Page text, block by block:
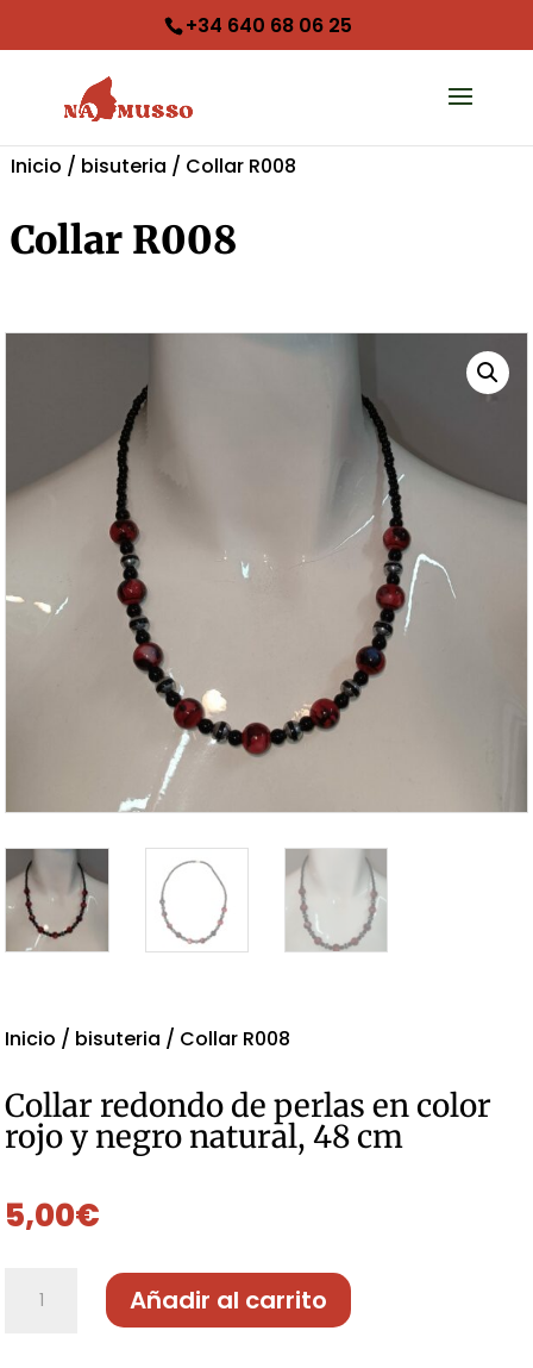
+34 640 68 06 25‬
Inicio / bisuteria / Collar R008
Collar R008
Inicio / bisuteria / Collar R008
Collar redondo de perlasen color
rojo y negro natural, 48cm
5,00€
R008
Añadir al carrito